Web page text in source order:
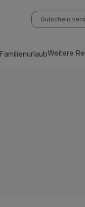
Gutschein
FamilienurlaubWeitere